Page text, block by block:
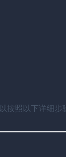
按照以下详细步